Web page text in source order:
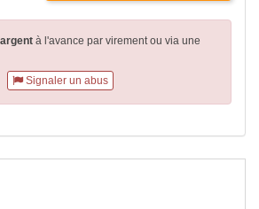
à l'avance par virementou via une
Signaler un abus